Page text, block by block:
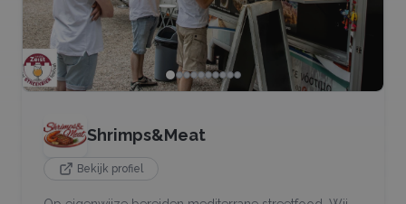
Shrimps&Meat
Bekijk profiel